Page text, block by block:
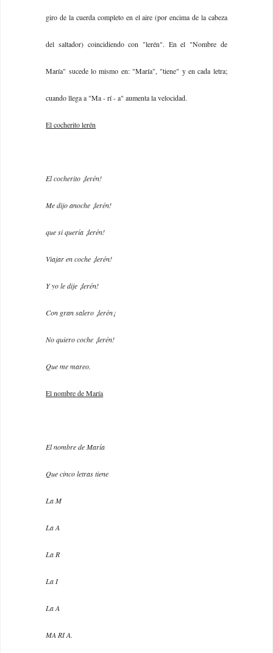
giro de la cuerda completo en el aire (por encima de la cabeza
del saltador) coincidiendo con "lerén". En el "Nombre de
María" sucede lo mismo en: "María", "tiene" y en cada letra;
cuando llega a "Ma - rí - a" aumenta la velocidad.
El cocherito lerén
El cocherito ¡lerén!
Me dijo anoche ¡lerén!
que si quería ¡lerén!
Viajar en coche ¡lerén!
Y yo le dije ¡lerén!
Con gran salero ¡lerén¡
No quiero coche ¡lerén!
Que me mareo.
El nombre de María
El nombre de María
Que cinco letras tiene
La M
La A
La R
La I
La A
MA RI A.